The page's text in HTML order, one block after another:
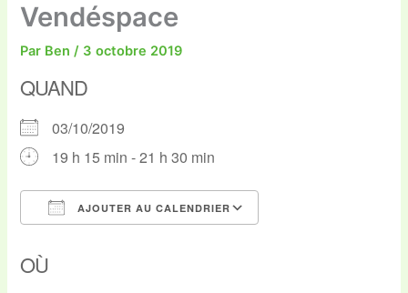
Vendéspace
Par Ben/ 3 octobre 2019
QUAND
03/10/2019
19 h 15 min - 21 h 30 min
AJOUTER AU CALENDRIER
OÙ